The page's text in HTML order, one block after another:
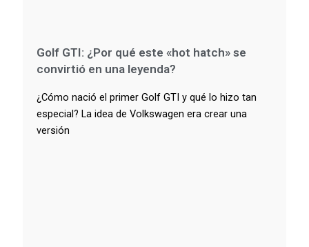
Golf GTI: ¿Por qué este «hot hatch» se
convirtió en una leyenda?
¿Cómo nació el primer Golf GTI y qué lo hizo tan
especial? La idea de Volkswagen era crear una
versión